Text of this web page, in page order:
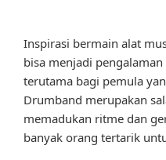
Inspirasi bermain alat
bisa menjadi
terutama bagi pemula
Drumband merupakan
memadukan ritme dan
banyak orang tertarik